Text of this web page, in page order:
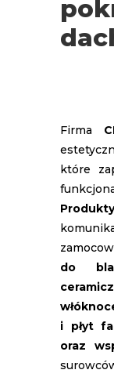
Firma
które
do
i płyt
oraz